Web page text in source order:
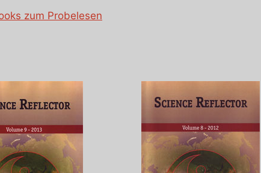
zum Probelesen